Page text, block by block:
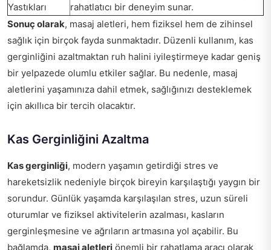
Yastıkları
rahatlatıcı bir deneyim sunar.
Sonuç olarak, masaj aletleri, hem fiziksel hem de zihinsel
sağlık için birçok fayda sunmaktadır. Düzenli kullanım, kas
gerginliğini azaltmaktan ruh halini iyileştirmeye kadar geniş
bir yelpazede olumlu etkiler sağlar. Bu nedenle, masaj
aletlerini yaşamınıza dahil etmek, sağlığınızı desteklemek
için akıllıca bir tercih olacaktır.
Kas Gerginliğini Azaltma
Kas gerginliği, modern yaşamın getirdiği stres ve
hareketsizlik nedeniyle birçok bireyin karşılaştığı yaygın bir
sorundur. Günlük yaşamda karşılaşılan stres, uzun süreli
oturumlar ve fiziksel aktivitelerin azalması, kasların
gerginleşmesine ve ağrıların artmasına yol açabilir. Bu
bağlamda, masaj aletleri önemli bir rahatlama aracı olarak